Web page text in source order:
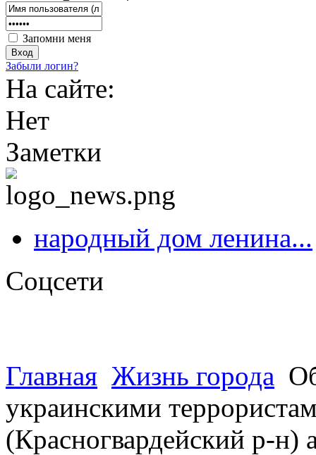
Запомни меня
Забыли логин?
На сайте:
Нет
Заметки
народный дом ленина...
Соцсети
Главная Жизнь города
украинскими
(Красногвардейский р-